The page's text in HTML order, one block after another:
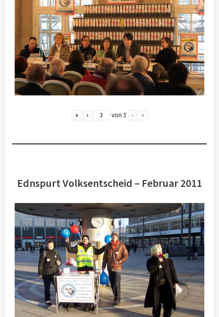
« ‹ von 3 › »
Ednspurt Volksentscheid – Februar 2011